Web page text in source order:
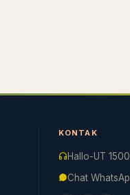
KONTAK
Hallo-UT
Chat